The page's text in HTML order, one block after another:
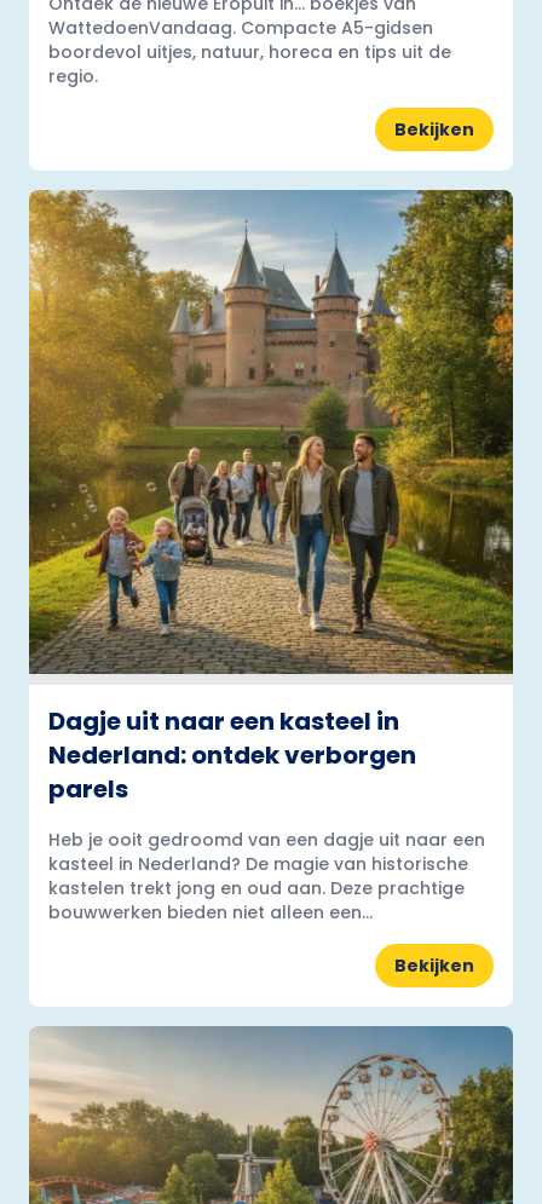
WattedoenVandaag. Compacte A5-gidsen
boordevol uitjes, natuur, horeca en tips uit de
regio.
Bekijken
Dagje uit naar een kasteel in
Nederland: ontdek verborgen
parels
Heb je ooit gedroomd van een dagje uit naar een
kasteel in Nederland? De magie van historische
kastelen trekt jong en oud aan. Deze prachtige
bouwwerken bieden niet alleen een...
Bekijken